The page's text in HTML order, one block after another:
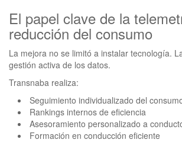
El papel clave de la
reducción del consumo
La mejora no se limitó a instalar tecnología.
gestión activa de los datos.
Transnaba realiza:
Seguimiento individualizado del
Rankings internos de eficiencia
Asesoramiento personalizado a
Formación en conducción eficiente